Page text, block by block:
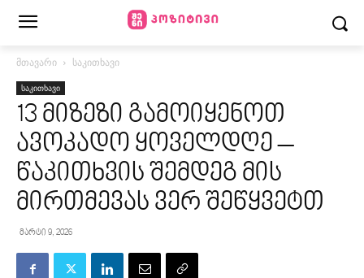
მთავარი საკითხავი
საკითხავი
13 მიზეზი გამოიყენოთ
ავოკადო ყოველდღე –
წაკითხვის შემდეგ მის
მირთმევას ვერ შეწყვეტთ
მარტი 9, 2026